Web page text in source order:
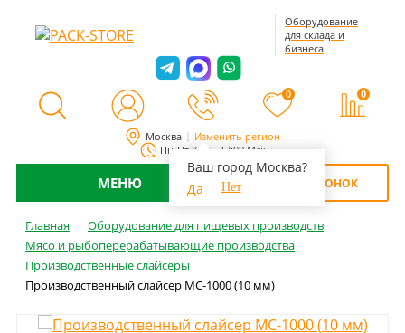
Москва Изменить регион
Ваш город Москва?
Да
Нет
Пн-Пт 8:00 - 17:00 Мск
Оборудование
для склада и
бизнеса
0 0
МЕНЮ ОБРАТНЫЙ ЗВОНОК
Главная
Оборудование для пищевых производств
Мясо и рыбоперерабатывающие производства
Производственные слайсеры
Производственный слайсер MC-1000 (10 мм)